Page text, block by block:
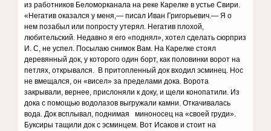
из работников Беломорканала на реке Карелке в устье Свири.
«Негатив оказался у меня,— писал Иван Григорьевич.— Я о
нем позабыл или попросту утерял. Негатив плохой,
любительский. Недавно я его «поднял», хотел сделать сюрприз
И. С, не успел. Посылаю снимок Вам. На Карелке стоял
деревянный док, у которого один борт, как половинки ворот на
петлях, открывался. В притопленный док входил эсминец. Нос
не вмещался, он «висел» за пределами дока. Ворота
закрывали, вернее, прислоняли к доку, и щели конопатили. Из
дока с помощью водолазов выгружали камни. Откачивалась
вода. Док всплывал, поднимая миноносец на «своей груди».
Буксиры тащили док с эсминцем. Вот Исаков и стоит на